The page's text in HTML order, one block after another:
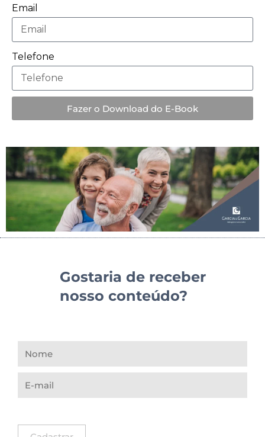
Email
Telefone
Fazer o Download do E-Book
Gostaria de receber
nosso conteúdo?